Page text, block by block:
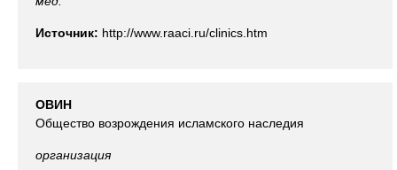
Источник: http://www.raaci.ru/clinics.htm
ОВИН
Общество возрождения исламского наследия
организация